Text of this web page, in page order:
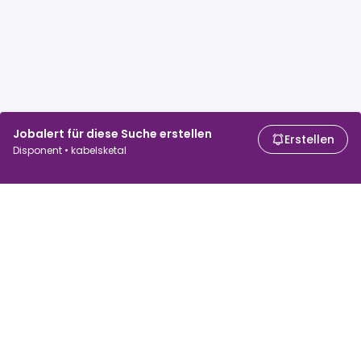
Jobalert für diese Suche erstellen
Disponent • kabelsketal
Erstellen